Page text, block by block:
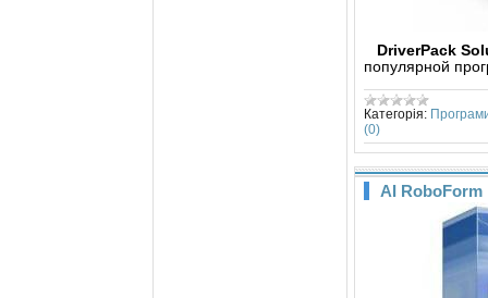
DriverPack
популярной
Категорія:
(0)
AI RoboForm